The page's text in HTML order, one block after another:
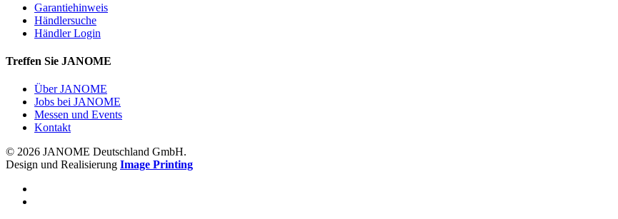
Garantiehinweis
Händlersuche
Händler Login
Treffen Sie JANOME
Über JANOME
Jobs bei JANOME
Messen und Events
Kontakt
© 2026 JANOME Deutschland GmbH.
Design und Realisierung Image Printing